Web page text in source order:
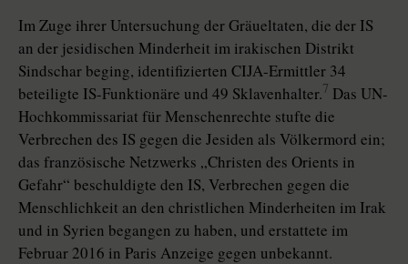
Im Zuge ihrer Untersuchung der Gräueltaten, die der IS
an der jesidischen Minderheit im irakischen Distrikt
Sindschar beging, identifizierten CIJA-Ermittler 34
beteiligte IS-Funktionäre und 49 Sklavenhalter.7 Das UN-
Hochkommissariat für Menschenrechte stufte die
Verbrechen des IS gegen die Jesiden als Völkermord ein;
das französische Netzwerks „Christen des Orients in
Gefahr“ beschuldigte den IS, Verbrechen gegen die
Menschlichkeit an den christlichen Minderheiten im Irak
und in Syrien begangen zu haben, und erstattete im
Februar 2016 in Paris Anzeige gegen unbekannt.